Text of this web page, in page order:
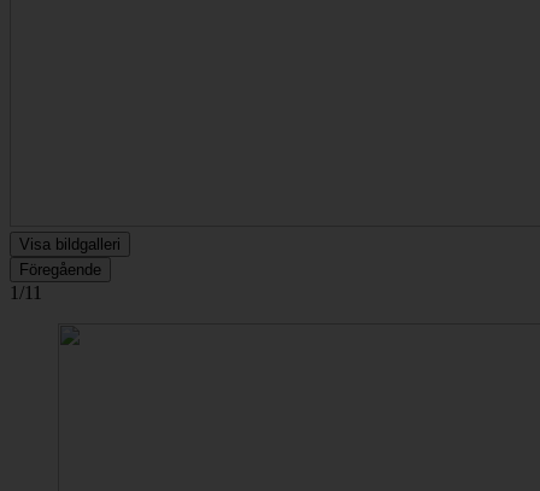
Visa bildgalleri
Föregående
1/11